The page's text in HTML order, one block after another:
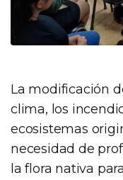
La modificación
clima, los
ecosistemas
necesidad de
la flora nativa